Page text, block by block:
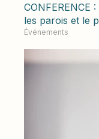
CONFERENCE
les parois et le
Événements